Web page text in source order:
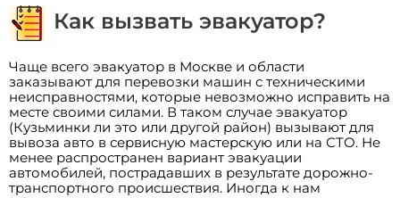
Как вызвать эвакуатор?
Чаще всего эвакуатор в Москве и области
заказывают для перевозки машин с техническими
неисправностями, которые невозможно исправить на
месте своими силами. В таком случае эвакуатор
(Кузьминки ли это или другой район) вызывают для
вывоза авто в сервисную мастерскую или на СТО. Не
менее распространен вариант эвакуации
автомобилей, пострадавших в результате дорожно-
транспортного происшествия. Иногда к нам